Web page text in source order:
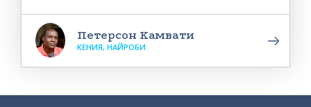
Петерсон Камвати
КЕНИЯ, НАЙРОБИ